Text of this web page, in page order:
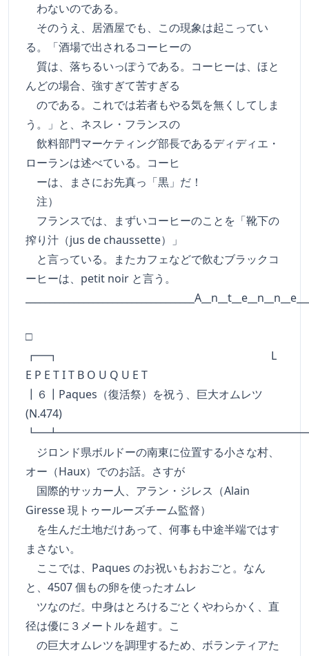
わないのである。
そのうえ、居酒屋でも、この現象は起こってい
る。「酒場で出されるコーヒーの
質は、落ちるいっぽうである。コーヒーは、ほと
んどの場合、強すぎて苦すぎる
のである。これでは若者もやる気を無くしてしま
う。」と、ネスレ・フランスの
飲料部門マーケティング部長であるディディエ・
ローランは述べている。コーヒ
ーは、まさにお先真っ「黒」だ！
注）
フランスでは、まずいコーヒーのことを「靴下の
搾り汁（jus de chaussette）」
と言っている。またカフェなどで飲むブラックコ
ーヒーは、petit noir と言う。
□
┏━┓ L
E P E T I T B O U Q U E T
┃６┃Paques（復活祭）を祝う、巨大オムレツ
(N.474)
ジロンド県ボルドーの南東に位置する小さな村、
オー（Haux）でのお話。さすが
国際的サッカー人、アラン・ジレス（Alain
Giresse 現トゥールーズチーム監督）
を生んだ土地だけあって、何事も中途半端ではす
まさない。
ここでは、Paques のお祝いもおおごと。なん
と、4507 個もの卵を使ったオムレ
ツなのだ。中身はとろけるごとくやわらかく、直
径は優に３メートルを超す。こ
の巨大オムレツを調理するため、ボランティアた